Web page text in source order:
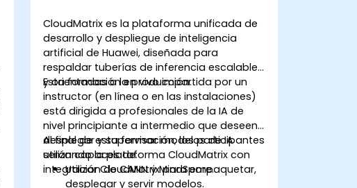
CloudMatrix es la plataforma unificada de
desarrollo y despliegue de inteligencia
artificial de Huawei, diseñada para
respaldar tuberías de inferencia escalables
y orientadas a la producción.
Esta formación en vivo impartida por un
instructor (en línea o en las instalaciones)
está dirigida a profesionales de la IA de
nivel principiante a intermedio que deseen
desplegar y supervisar modelos de IA
utilizando la plataforma CloudMatrix con
integración de CANN y MindSpore.
Al final de esta formación, los participantes
serán capaces de:
Utilizar CloudMatrix para empaquetar,
desplegar y servir modelos.